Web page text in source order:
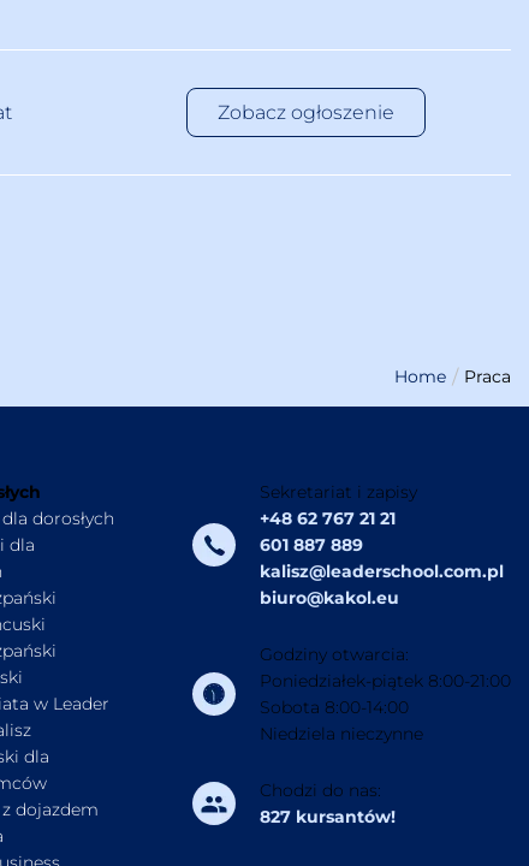
Zobacz ogłoszenie
Home Praca
dorosłych
dla
w Leader
dla
dojazdem
Sekretariat i zapisy
+48 62 767 21 21
601 887 889
kalisz@leaderschool.com.pl
biuro@kakol.eu
Godziny otwarcia:
Poniedziałek-piątek 8:00-21:00
Sobota 8:00-14:00
Niedziela nieczynne
Chodzi do nas:
827 kursantów!